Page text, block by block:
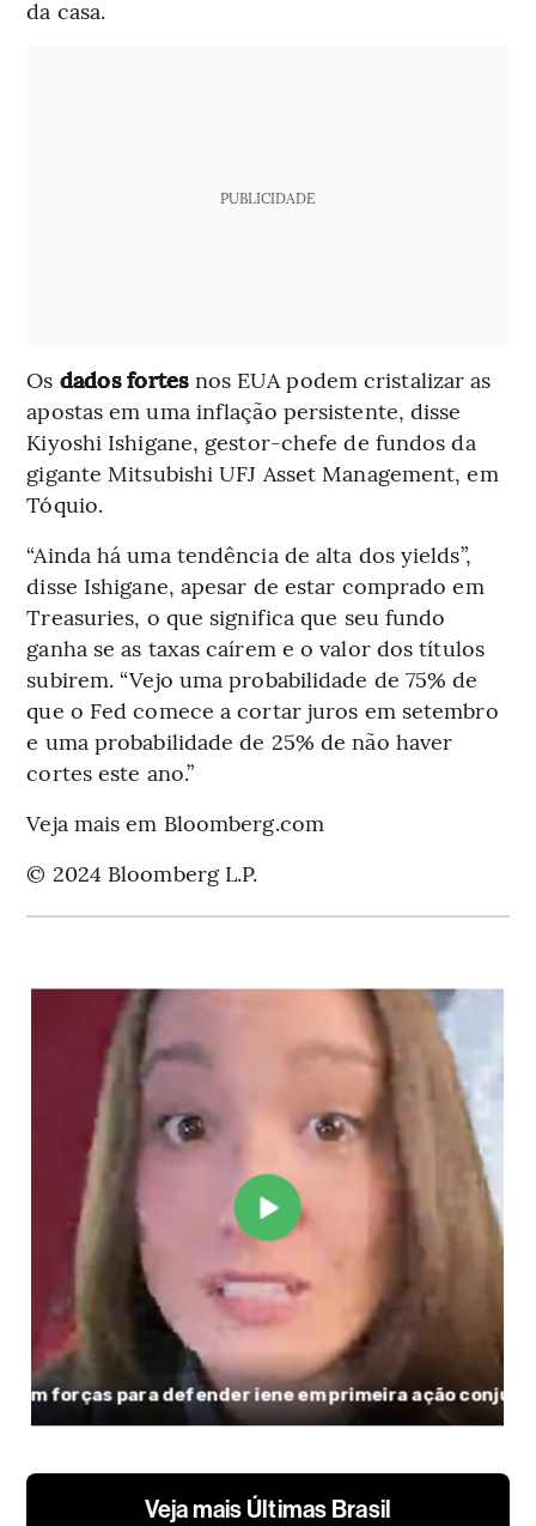
da casa.
PUBLICIDADE
Os dados fortesnos EUA podem cristalizar as
apostas em uma inflação persistente, disse
Kiyoshi Ishigane, gestor-chefe de fundos da
gigante Mitsubishi UFJ Asset Management, em
Tóquio.
“Ainda há uma tendência de alta dos yields”,
disse Ishigane, apesar de estar comprado em
Treasuries, o que significa que seu fundo
ganha se as taxas caírem e o valor dos títulos
subirem. “Vejo uma probabilidade de 75% de
que o Fed comece a cortar juros em setembro
e uma probabilidade de 25% de não haver
cortes este ano.”
Veja mais em Bloomberg.com
© 2024 Bloomberg L.P.
Veja mais Últimas Brasil